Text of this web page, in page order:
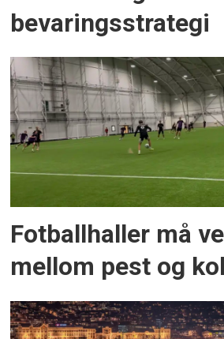
bevaringsstrategi
Fotballhaller må
mellom pest og